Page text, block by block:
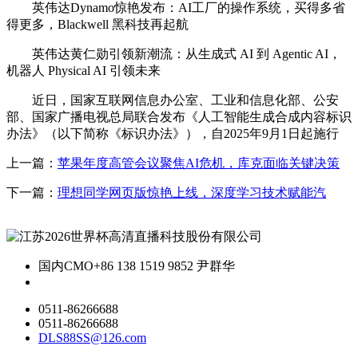
英伟达Dynamo惊艳发布：AI工厂的操作系统，买得多省
得更多，Blackwell 黑科技再起航
英伟达黄仁勋引领新潮流：从生成式 AI 到 Agentic AI，
机器人 Physical AI 引领未来
近日，国家互联网信息办公室、工业和信息化部、公安
部、国家广播电视总局联合发布《人工智能生成合成内容标识
办法》（以下简称《标识办法》），自2025年9月1日起施行
上一篇： 苹果年度高管会议聚焦AI危机，库克面临关键决策
下一篇： 理想同学网页版惊艳上线，深度学习技术赋能汽
国内CMO+86 138 1519 9852 尹群华
0511-86266688
0511-86266688
DLS88SS@126.com